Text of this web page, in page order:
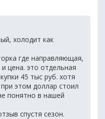
холодит как
где направляющая,
цена. это отдельная
45 тыс руб. хотя
этом доллар стоил
понятно в нашей
спустя сезон.